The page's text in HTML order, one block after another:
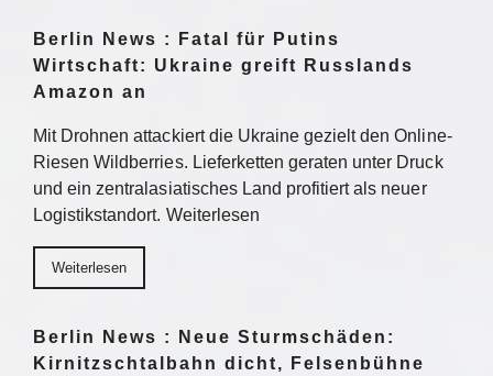
Berlin News : Fatal für Putins
Wirtschaft: Ukraine greift Russlands
Amazon an
Mit Drohnen attackiert die Ukraine gezielt den Online-
Riesen Wildberries. Lieferketten geraten unter Druck
und ein zentralasiatisches Land profitiert als neuer
Logistikstandort. Weiterlesen
Weiterlesen
Berlin News : Neue Sturmschäden:
Kirnitzschtalbahn dicht, Felsenbühne